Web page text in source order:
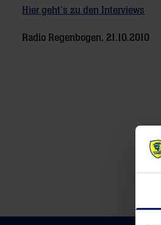
Hier geht’s zu den Interviews
Radio Regenbogen, 21.10.2010